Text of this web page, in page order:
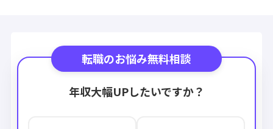
転職のお悩み無料相談
年収大幅UPしたいですか？